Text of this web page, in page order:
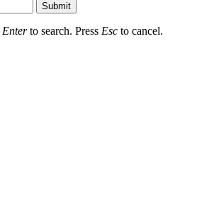
Submit
Enterto search. Press Esc to cancel.